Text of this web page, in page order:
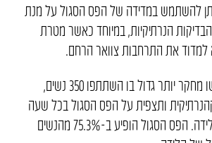
להשתמש במדידה של הפס הסגול על מנת
הנרתיקיות, במיוחד כאשר מטרת
למדוד את התרחבות צוואר הרחם.
בשנת 2014 כבר עשו מחקר יותר גדול בו השתתפו 350 נשים,
ותצפית על הפס הסגול בכל שעה
בשלב הפעיל של הלידה. הפס הסגול הופיע ב-75.3% מהנשים